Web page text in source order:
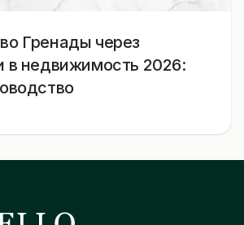
Гренады через
в недвижимость 2026: